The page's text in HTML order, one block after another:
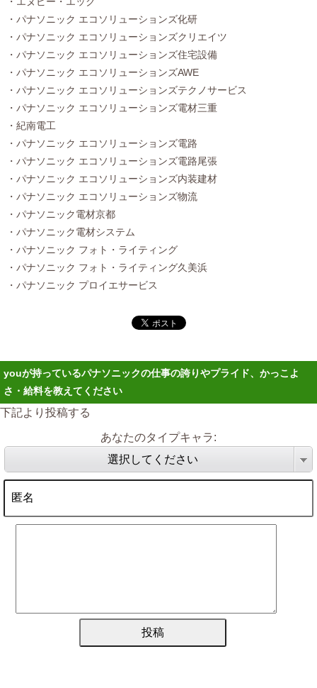
・パナソニック エコソリューションズ化研
・パナソニック エコソリューションズクリエイツ
・パナソニック エコソリューションズ住宅設備
・パナソニック エコソリューションズAWE
・パナソニック エコソリューションズテクノサービス
・パナソニック エコソリューションズ電材三重
・紀南電工
・パナソニック エコソリューションズ電路
・パナソニック エコソリューションズ電路尾張
・パナソニック エコソリューションズ内装建材
・パナソニック エコソリューションズ物流
・パナソニック電材京都
・パナソニック電材システム
・パナソニック フォト・ライティング
・パナソニック フォト・ライティング久美浜
・パナソニック プロイエサービス
youが持っているパナソニックの仕事の誇りやプライド、かっこよ
さ・給料を教えてください
下記より投稿する
あなたのタイプキャラ:
選択してください